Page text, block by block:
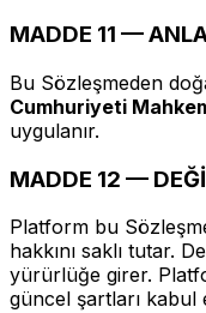
MADDE 11 —
Bu Sözleşmeden
Cumhuriyeti
uygulanır.
MADDE 12 —
Platform bu
hakkını saklı tutar.
yürürlüğe girer.
güncel şartları kabul